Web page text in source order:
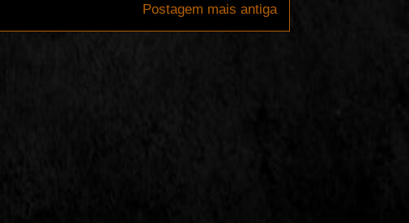
Postagem mais antiga